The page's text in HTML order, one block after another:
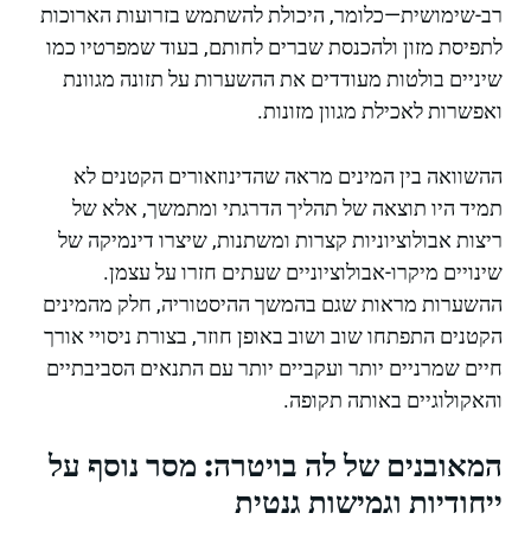
רב-שימושית—כלומר, היכולת להשתמש בזרועות הארוכות
לתפיסת מזון ולהכנסת שברים לחותם, בעוד שמפרטיו כמו
שיניים בולטות מעודדים את ההשערות על תזונה מגוונת
ואפשרות לאכילת מגוון מזונות.
ההשוואה בין המינים מראה שהדינוזאורים הקטנים לא
תמיד היו תוצאה של תהליך הדרגתי ומתמשך, אלא של
ריצות אבולוציוניות קצרות ומשתנות, שיצרו דינמיקה של
שינויים מיקרו-אבולוציוניים שעתים חזרו על עצמן.
ההשערות מראות שגם בהמשך ההיסטוריה, חלק מהמינים
הקטנים התפתחו שוב ושוב באופן חוזר, בצורת ניסויי אורך
חיים שמרניים יותר ועקביים יותר עם התנאים הסביבתיים
והאקולוגיים באותה תקופה.
המאובנים של לה בויטרה: מסר נוסף על
ייחודיות וגמישות גנטית